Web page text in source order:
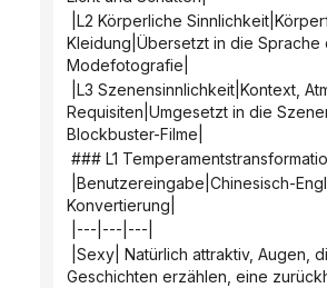
Kleidung|Übersetzt in die Sprache
Modefotografie|
Requisiten|Umgesetzt in die
Blockbuster-Filme|
### L1
Konvertierung|
|---|---|---|
Geschichten erzählen, eine